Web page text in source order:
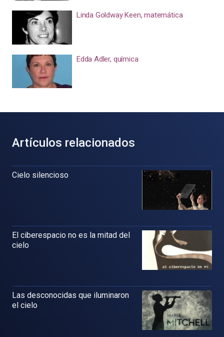
Linda Goldway Keen, matemática
Edda Adler, química
Artículos relacionados
Cielo silencioso
El ciberespacio no es la mitad del
cielo
Las desconocidas que iluminaron
el cielo